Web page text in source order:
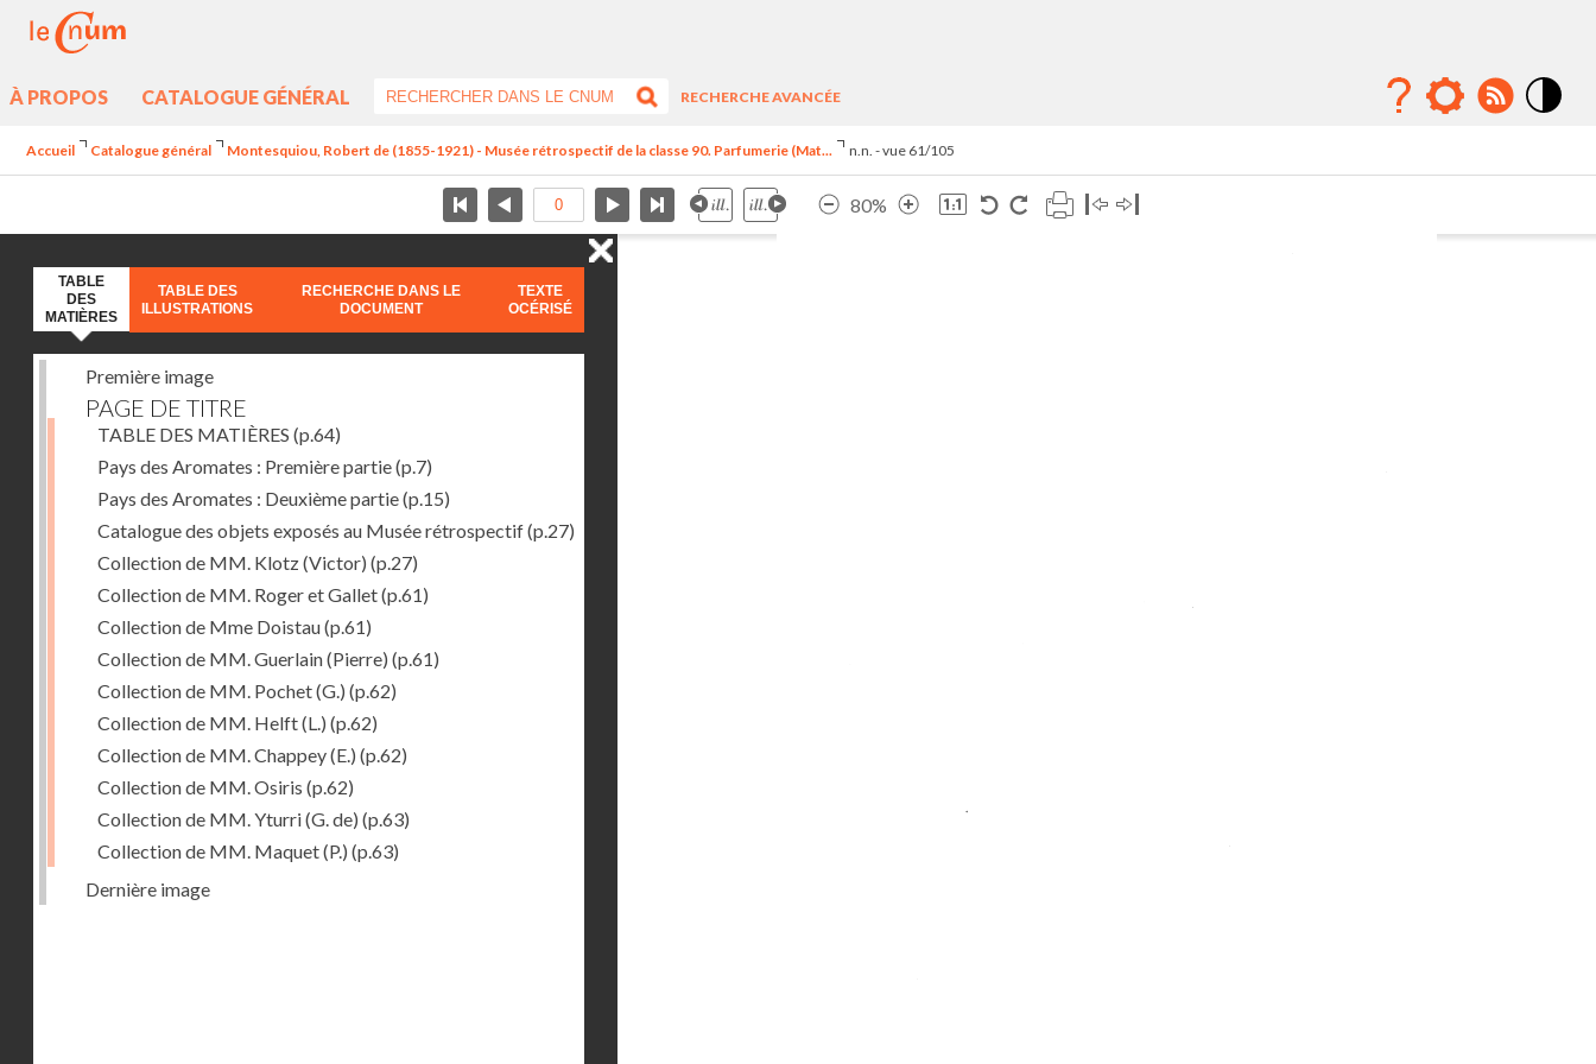
À PROPOS CATALOGUE GÉNÉRAL
RECHERCHE AVANCÉE
Accueil Catalogue général Montesquiou, Robert de (1855-1921) - Musée rétrospectif de la classe 90. Parfumerie (Mat... n.n. - vue 61/105
80%
TABLE
DES
MATIÈRES
TABLE DES
ILLUSTRATIONS
RECHERCHE DANS LE
DOCUMENT
TEXTE
OCÉRISÉ
Première image
PAGE DE TITRE
TABLE DES MATIÈRES (p.64)
Pays des Aromates : Première partie(p.7)
Pays des Aromates : Deuxième partie(p.15)
Catalogue des objets exposés au Musée rétrospectif(p.27)
Collection de MM. Klotz (Victor) (p.27)
Collection de MM. Roger et Gallet(p.61)
Collection de Mme Doistau(p.61)
Collection de MM. Guerlain (Pierre) (p.61)
Collection de MM. Pochet (G.) (p.62)
Collection de MM. Helft (L.) (p.62)
Collection de MM. Chappey (E.) (p.62)
Collection de MM. Osiris (p.62)
Collection de MM. Yturri (G. de) (p.63)
Collection de MM. Maquet (P.) (p.63)
Dernière image